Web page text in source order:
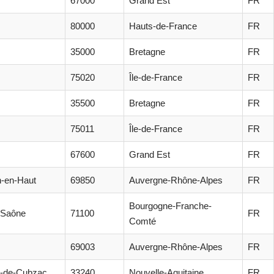
80000 Hauts-de-France FR
35000 Bretagne FR
75020 Île-de-France FR
35500 Bretagne FR
75011 Île-de-France FR
67600 Grand Est FR
en-Haut 69850 Auvergne-Rhône-Alpes FR
71100
Bourgogne-Franche-
Comté
FR
69003 Auvergne-Rhône-Alpes FR